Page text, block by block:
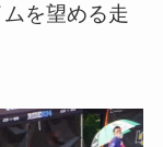
を望める走